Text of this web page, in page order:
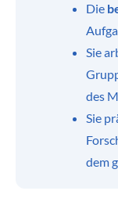
Die
Sie
des
Sie
dem